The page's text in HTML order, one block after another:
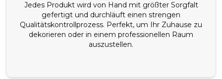
Jedes Produkt wird von Hand mit größter Sorgfalt
gefertigt und durchläuft einen strengen
Qualitätskontrollprozess. Perfekt, um Ihr Zuhause zu
dekorieren oder in einem professionellen Raum
auszustellen.